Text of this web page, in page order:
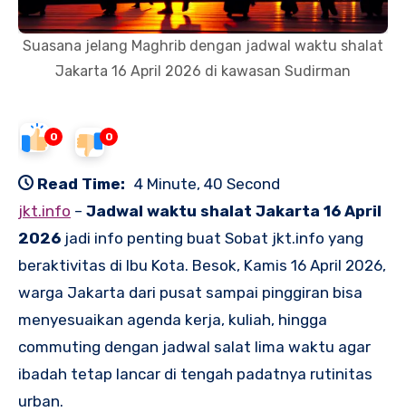
Suasana jelang Maghrib dengan jadwal waktu shalat
Jakarta 16 April 2026 di kawasan Sudirman
0 0
Read Time: 4 Minute, 40 Second
jkt.info – Jadwal waktu shalat Jakarta 16 April
2026 jadi info penting buat Sobat jkt.info yang
beraktivitas di Ibu Kota. Besok, Kamis 16 April 2026,
warga Jakarta dari pusat sampai pinggiran bisa
menyesuaikan agenda kerja, kuliah, hingga
commuting dengan jadwal salat lima waktu agar
ibadah tetap lancar di tengah padatnya rutinitas
urban.